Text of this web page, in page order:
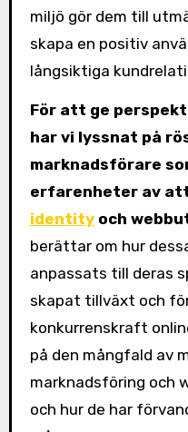
miljö gör dem till
skapa en positiv
långsiktiga
För att ge
har vi lyssnat på
marknadsförare
erfarenheter av
identityoch
berättar om hur
anpassats till deras
skapat tillväxt och
konkurrenskraft
på den mångfald av
marknadsföring och
och hur de har